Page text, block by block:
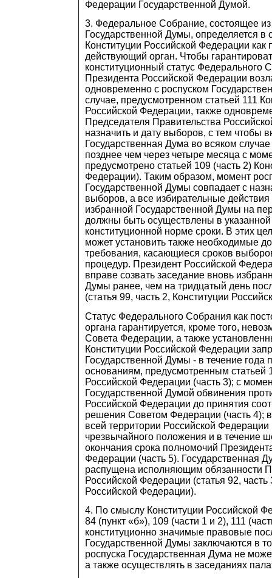
Федерации Государственной Думой.
3. Федеральное Собрание, состоящее
Государственной Думы, определяется в
Конституции Российской Федерации как
действующий орган. Чтобы
конституционный статус Федерального
Президента Российской Федерации
одновременно с роспуском
случае, предусмотренном статьей 111
Российской Федерации, также
Председателя Правительства
назначить и дату выборов, с тем чтобы
Государственная Дума во всяком
позднее чем через четыре месяца с
предусмотрено статьей 109 (часть 2)
Федерации). Таким образом, момент
Государственной Думы совпадает с
выборов, а все избирательные
избранной Государственной Думы на
должны быть осуществлены в
конституционной норме сроки. В этих
может установить также необходимые
требования, касающиеся сроков
процедур. Президент Российской
вправе созвать заседание вновь
Думы ранее, чем на тридцатый день
(статья 99, часть 2, Конституции
Статус Федерального Собрания как
органа гарантируется, кроме того,
Совета Федерации, а также
Конституции Российской Федерации
Государственной Думы - в течение года
основаниям, предусмотренным статьей
Российской Федерации (часть 3); с
Государственной Думой обвинения
Российской Федерации до принятия
решения Советом Федерации (часть 4);
всей территории Российской Федерации
чрезвычайного положения и в течение
окончания срока полномочий
Федерации (часть 5). Государственная
распущена исполняющим обязанности
Российской Федерации (статья 92, часть
Российской Федерации).
4. По смыслу Конституции Российской
84 (пункт «б»), 109 (части 1 и 2), 111
конституционно значимые правовые
Государственной Думы заключаются в
роспуска Государственная Дума не
а также осуществлять в заседаниях